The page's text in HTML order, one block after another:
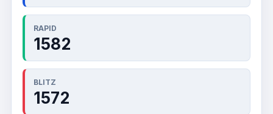
RAPID
1582
BLITZ
1572